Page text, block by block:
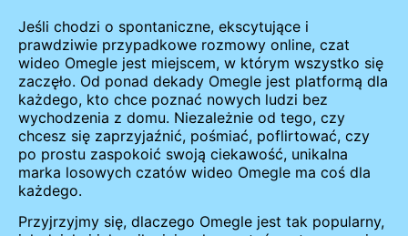
Jeśli chodzi o spontaniczne, ekscytujące i
prawdziwie przypadkowe rozmowy online, czat
wideo Omegle jest miejscem, w którym wszystko się
zaczęło. Od ponad dekady Omegle jest platformą dla
każdego, kto chce poznać nowych ludzi bez
wychodzenia z domu. Niezależnie od tego, czy
chcesz się zaprzyjaźnić, pośmiać, poflirtować, czy
po prostu zaspokoić swoją ciekawość, unikalna
marka losowych czatów wideo Omegle ma coś dla
każdego.
Przyjrzyjmy się, dlaczego Omegle jest tak popularny,